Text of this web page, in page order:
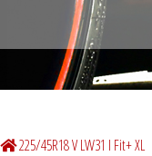
225/45R18 V LW31 I Fit+ XL